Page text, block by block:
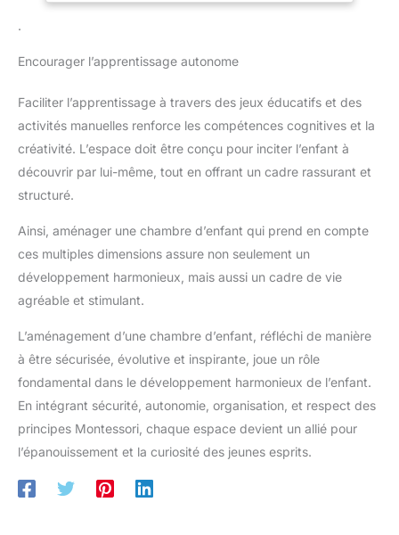
accèdent facilement à tout, sans
temps ! L'assemblage est un jeu
Comptez environ 30 minutes,
sans outil spécial. Le nettoyage
est tout aussi simple : un coup
et les pochettes en tissu sont
cadeau pratique et appréciée !
qualité, cette bibliothèque permet de ranger des livres de
Rapide et Entretien Minimal : Livrée avec des instructions
claires et tout le matériel nécessaire, cette étagère se monte en
quelques minutes. Sa surface lisse facilite le nettoyage
quotidien, assurant une utilisation sans souci
.
Encourager l’apprentissage autonome
Faciliter l’apprentissage à travers des jeux éducatifs et des
activités manuelles renforce les compétences cognitives et la
créativité. L’espace doit être conçu pour inciter l’enfant à
découvrir par lui-même, tout en offrant un cadre rassurant et
structuré.
Ainsi, aménager une chambre d’enfant qui prend en compte
ces multiples dimensions assure non seulement un
développement harmonieux, mais aussi un cadre de vie
agréable et stimulant.
L’aménagement d’une chambre d’enfant, réfléchi de manière
à être sécurisée, évolutive et inspirante, joue un rôle
fondamental dans le développement harmonieux de l’enfant.
En intégrant sécurité, autonomie, organisation, et respect des
principes Montessori, chaque espace devient un allié pour
l’épanouissement et la curiosité des jeunes esprits.